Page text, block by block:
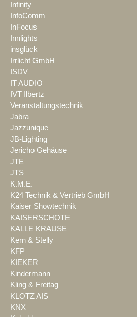
Infinity
InfoComm
InFocus
Innlights
insglück
Irrlicht GmbH
ISDV
IT AUDIO
IVT Ilbertz
Veranstaltungstechnik
Jabra
Jazzunique
JB-Lighting
Jericho Gehäuse
JTE
JTS
K.M.E.
K24 Technik & Vertrieb GmbH
Kaiser Showtechnik
KAISERSCHOTE
KALLE KRAUSE
Kern & Stelly
KFP
KIEKER
Kindermann
Kling & Freitag
KLOTZ AIS
KNX